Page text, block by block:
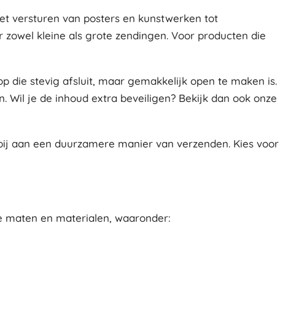
versturen van posters en kunstwerken tot
kleine als grote zendingen. Voor producten die
die stevig afsluit, maar gemakkelijk open te maken is.
je de inhoud extra beveiligen? Bekijk dan ook onze
aan een duurzamere manier van verzenden. Kies voor
maten en materialen, waaronder: